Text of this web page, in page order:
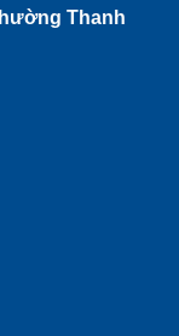
Thanh